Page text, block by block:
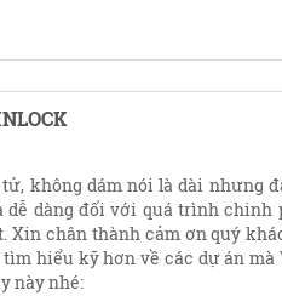
không dám nói là dài nhưng
dàng đối với quá trình chinh
Xin chân thành cảm ơn quý
hiểu kỹ hơn về các dự án mà
này nhé: